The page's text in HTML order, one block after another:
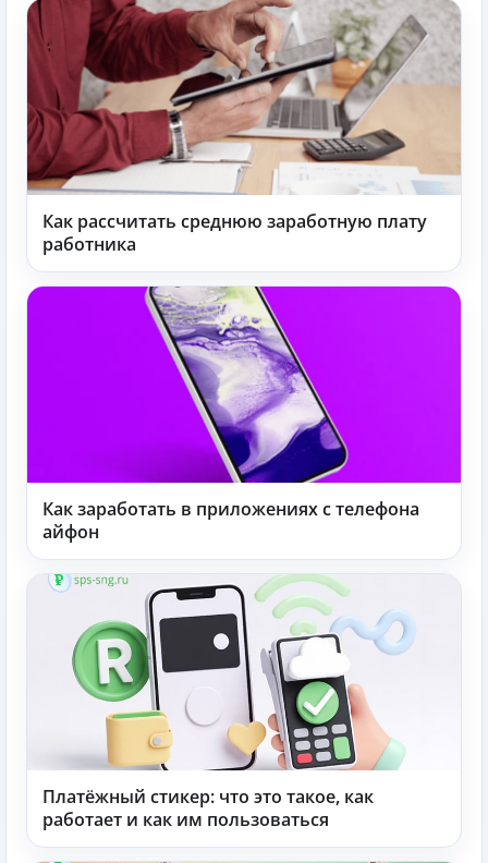
Как рассчитать среднюю заработную плату
работника
Как заработать в приложениях с телефона
айфон
Платёжный стикер: что это такое, как
работает и как им пользоваться